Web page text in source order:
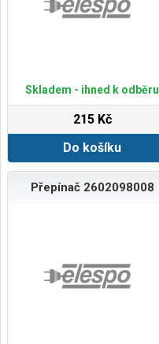
Skladem - ihned k odběru
215 Kč
Do košíku
Přepínač 2602098008